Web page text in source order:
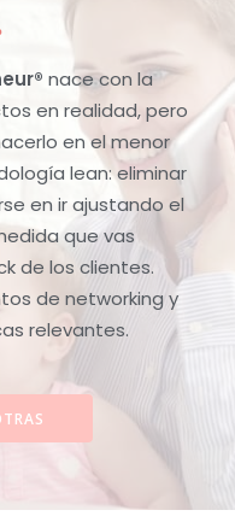
nace con la
en realidad, pero
en el menor
lean: eliminar
en ir ajustando el
que vas
de los clientes.
de networking y
relevantes.